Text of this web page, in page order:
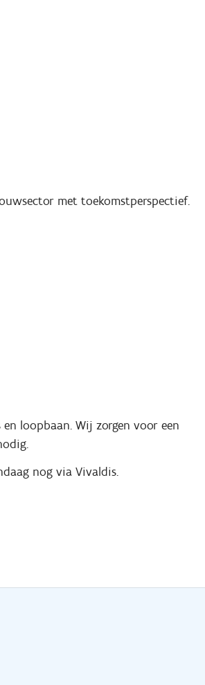
met toekomstperspectief.
loopbaan. Wij zorgen voor een
nog via Vivaldis.